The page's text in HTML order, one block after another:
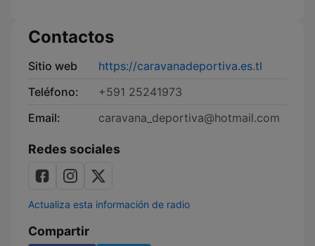
Contactos
Sitio web
https://caravanadeportiva.es.tl
Teléfono:
+591 25241973
Email:
caravana_deportiva@hotmail.com
Redes sociales
Actualiza esta información de radio
Compartir